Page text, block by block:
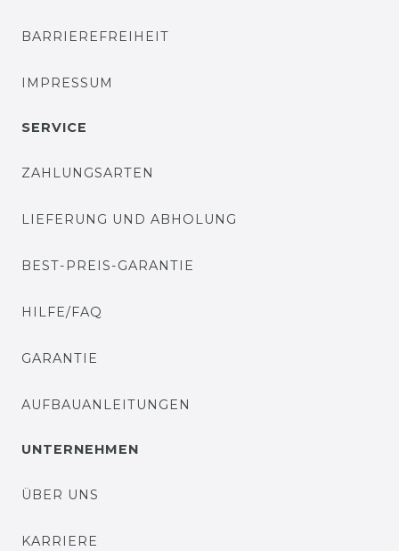
BARRIEREFREIHEIT
IMPRESSUM
SERVICE
ZAHLUNGSARTEN
LIEFERUNG UND ABHOLUNG
BEST-PREIS-GARANTIE
HILFE/FAQ
GARANTIE
AUFBAUANLEITUNGEN
UNTERNEHMEN
ÜBER UNS
KARRIERE